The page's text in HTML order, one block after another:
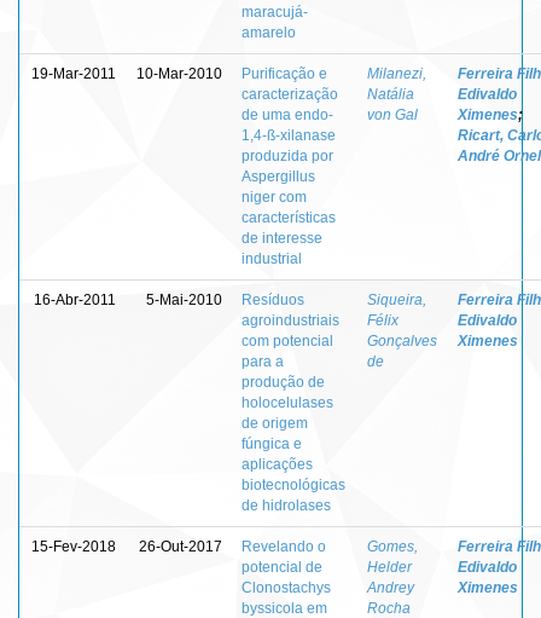
maracujá-
amarelo
19-Mar-2011 10-Mar-2010
Purificação e
caracterização
de uma endo-
1,4-ß-xilanase
produzida por
Aspergillus
niger com
características
de interesse
industrial
Milanezi,
Natália
von Gal
Ferreira
Edivaldo
Ximenes;
Ricart,
André
16-Abr-2011 5-Mai-2010
Resíduos
agroindustriais
com potencial
para a
produção de
holocelulases
de origem
fúngica e
aplicações
biotecnológicas
de hidrolases
Siqueira,
Félix
Gonçalves
de
Ferreira
Edivaldo
Ximenes
15-Fev-2018 26-Out-2017
Revelando o
potencial de
Clonostachys
byssicola em
Gomes,
Helder
Andrey
Rocha
Ferreira
Edivaldo
Ximenes